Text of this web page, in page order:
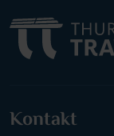
Kontakt